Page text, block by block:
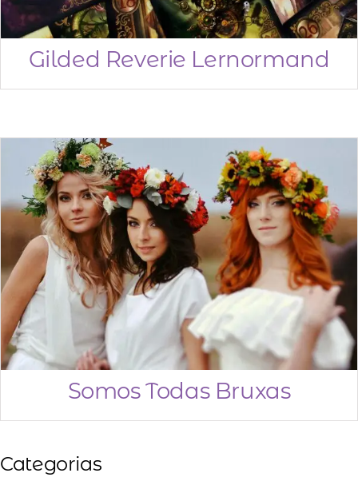
RESULTADOS
PARA:
Carrinho
Gilded Reverie Lernormand
Somos Todas Bruxas
Categorias